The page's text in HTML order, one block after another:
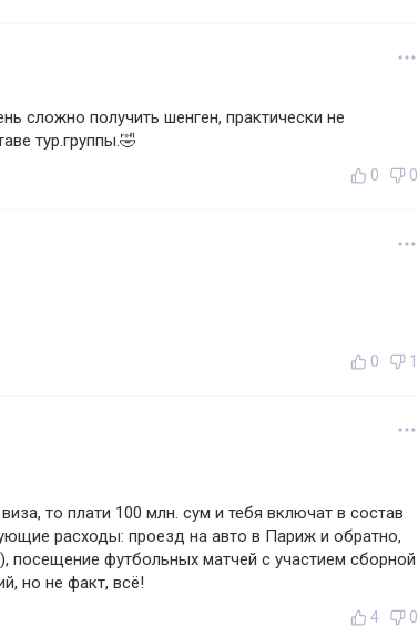
сложно получить шенген, практически не
тур.группы.🤣
0 0
0 1
то плати 100 млн. сум и тебя включат в состав
расходы: проезд на авто в Париж и обратно,
посещение футбольных матчей с участием сборной
но не факт, всё!
4 0